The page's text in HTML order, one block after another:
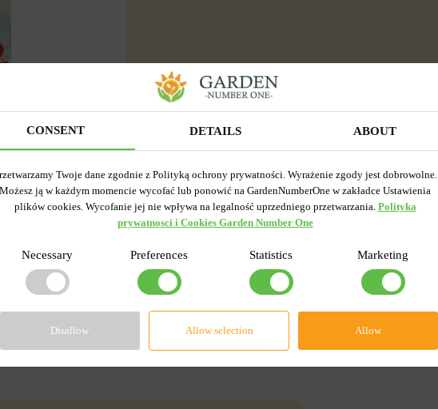
CONSENT DETAILS ABOUT
Twoje dane zgodnie z Polityką ochrony prywatności. Wyrażenie zgody jest dobrowolne.
Możesz ją w każdym momencie wycofać lub ponowić na GardenNumberOne w zakładce Ustawienia
plików cookies. Wycofanie jej nie wpływa na legalność uprzedniego przetwarzania. Polityka
prywatnosci i Cookies Garden Number One
Necessary Preferences Statistics Marketing
Disallow Allow selection Allow